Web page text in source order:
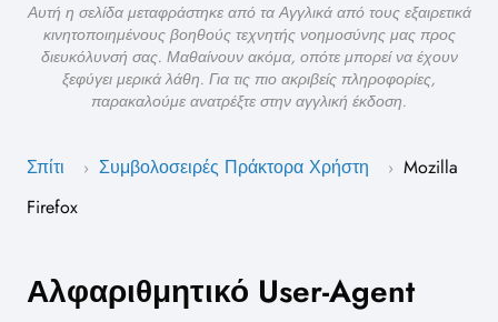
Αυτή η σελίδα μεταφράστηκε από τα Αγγλικά από τους εξαιρετικά
κινητοποιημένους βοηθούς τεχνητής νοημοσύνης μας προς
διευκόλυνσή σας. Μαθαίνουν ακόμα, οπότε μπορεί να έχουν
ξεφύγει μερικά λάθη. Για τις πιο ακριβείς πληροφορίες,
παρακαλούμε ανατρέξτε στην αγγλική έκδοση.
Σπίτι › Συμβολοσειρές Πράκτορα Χρήστη › Mozilla
Firefox
Αλφαριθμητικό User-Agent